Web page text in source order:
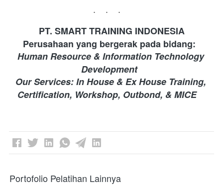
...
PT. SMART TRAINING INDONESIA
Perusahaan yang bergerak pada bidang:
Human Resource & Information Technology
Development
Our Services: In House & Ex House Training,
Certification, Workshop, Outbond, & MICE
Portofolio Pelatihan Lainnya